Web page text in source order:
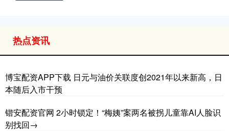
热点资讯
博宝配资APP下载 日元与油价关联度创2021年以来新高，日
本随后入市干预
锴安配资官网 2小时锁定！“梅姨”案两名被拐儿童靠AI人脸识
别找回→